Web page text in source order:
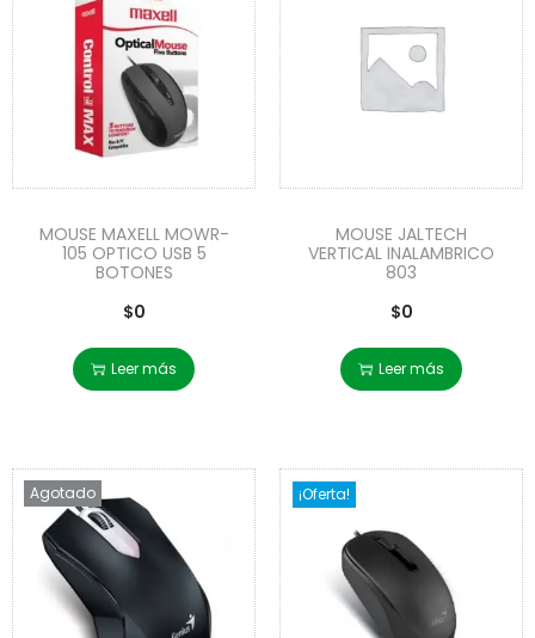
MOUSE MAXELL MOWR-
105 OPTICO USB 5
BOTONES
$0
Leer más
MOUSE JALTECH
VERTICAL INALAMBRICO
803
$0
Leer más
Agotado ¡Oferta!